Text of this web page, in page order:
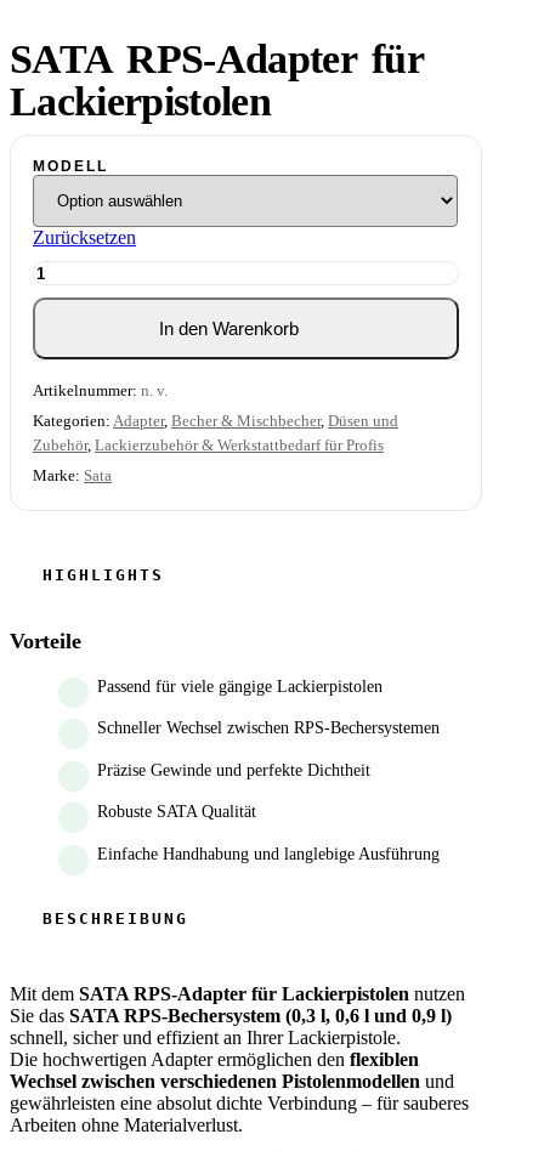
SATA RPS-Adapter für
Lackierpistolen
MODELL
Zurücksetzen
SATA
RPS-
Adapter
Lackierpistolen
Menge
In den Warenkorb
Artikelnummer: n. v.
Kategorien: Adapter, Becher & Mischbecher, Düsen und
Zubehör, Lackierzubehör & Werkstattbedarf für Profis
Marke: Sata
Vorteile
Passend für viele gängige Lackierpistolen
Schneller Wechsel zwischen RPS-Bechersystemen
Präzise Gewinde und perfekte Dichtheit
Robuste SATA Qualität
Einfache Handhabung und langlebige Ausführung
Mit dem SATA RPS-Adapter für Lackierpistolen nutzen
Sie das SATA RPS-Bechersystem (0,3 l, 0,6 l und 0,9 l)
schnell, sicher und effizient an Ihrer Lackierpistole.
Die hochwertigen Adapter ermöglichen den flexiblen
Wechsel zwischen verschiedenen Pistolenmodellen und
gewährleisten eine absolut dichte Verbindung – für sauberes
Arbeiten ohne Materialverlust.